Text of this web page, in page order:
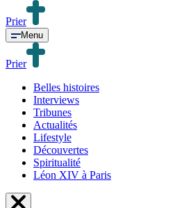
Prier
Menu
Prier
Belles histoires
Interviews
Tribunes
Actualités
Lifestyle
Découvertes
Spiritualité
Léon XIV à Paris